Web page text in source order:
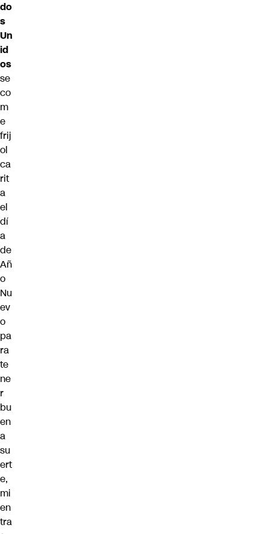
do
s
Un
id
os
se
co
m
e
frij
ol
ca
rit
a
el
dí
a
de
Añ
o
Nu
ev
o
pa
ra
te
ne
r
bu
en
a
su
ert
e,
mi
en
tra